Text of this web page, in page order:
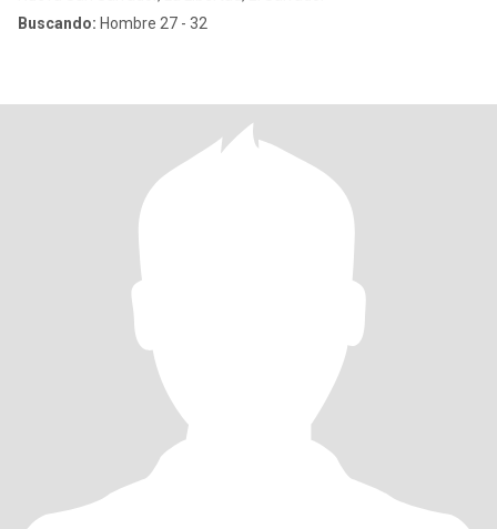
Buscando: Hombre 27 - 32